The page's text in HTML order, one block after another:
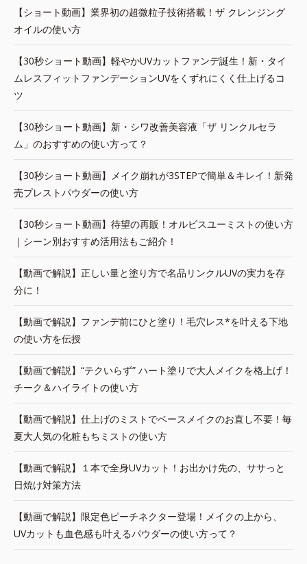
【ショート動画】業界初の超微粒子技術搭載！ザ クレンジング
オイルの使い方
【30秒ショート動画】軽やかUVカットファンデ誕生！新・タイ
ムレスフィットファンデーションUVをくずれにくく仕上げるコ
ツ
【30秒ショート動画】新・シワ改善美容液「ザ リンクルセラ
ム」のおすすめの使い方って？
【30秒ショート動画】メイク崩れが3STEPで簡単＆キレイ！新発
売プレストパウダーの使い方
【30秒ショート動画】待望の再販！オルビスユーミストの使い方
｜シーン別おすすめ活用法もご紹介！
【動画で解説】正しい量と塗り方で名品リンクルUVの実力を存
分に！
【動画で解説】ファンデ前にひと塗り！毛穴レス*を叶える下地
の使い方を伝授
【動画で解説】“テクいらず” ハート塗りで大人メイクを格上げ！
チーク＆ハイライトの使い方
【動画で解説】仕上げのミストでベースメイクのお直し不要！毎
夏大人気の化粧もちミストの使い方
【動画で解説】１本で全身UVカット！お出かけ先の、ササっと
日焼け対策方法
【動画で解説】限定色ピーチネクター登場！メイクの上から、
UVカットも血色感も叶えるパウダーの使い方って？